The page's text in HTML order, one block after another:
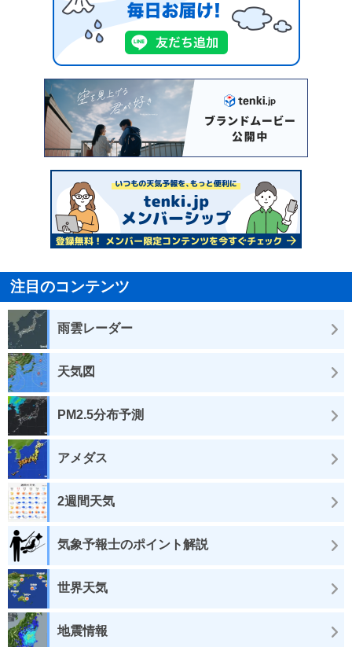
注目のコンテンツ
雨雲レーダー
天気図
PM2.5分布予測
アメダス
2週間天気
気象予報士のポイント解説
世界天気
地震情報